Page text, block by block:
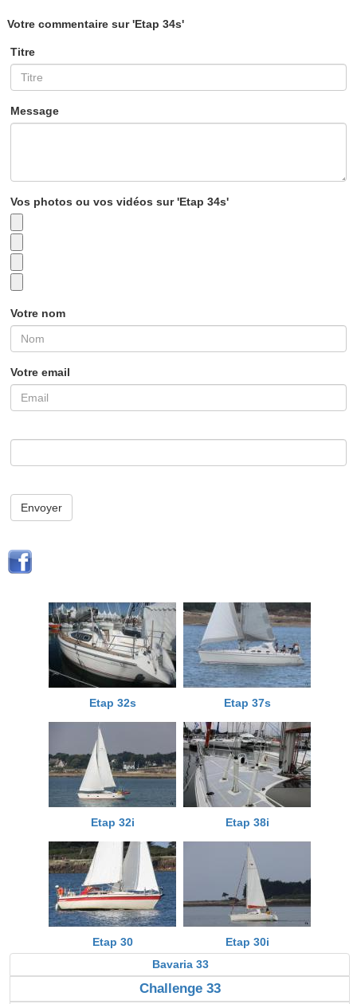
Votre commentaire sur 'Etap 34s'
Titre
Message
Vos photos ou vos vidéos sur 'Etap 34s'
Votre nom
Votre email
Envoyer
Etap 32s Etap 37s
Etap 32i Etap 38i
Etap 30
Etap 30i
Bavaria 33
Challenge 33